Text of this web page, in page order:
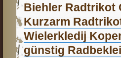
Biehler Radtrikot
Kurzarm
Wielerkledij
günstig